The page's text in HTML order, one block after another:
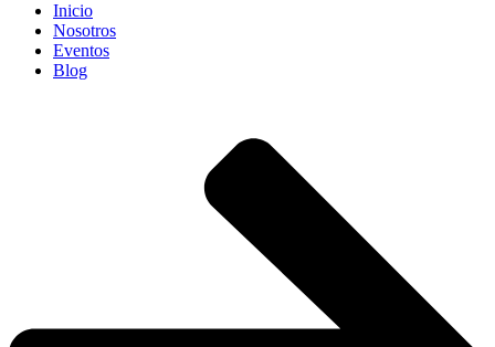
Inicio
Nosotros
Eventos
Blog